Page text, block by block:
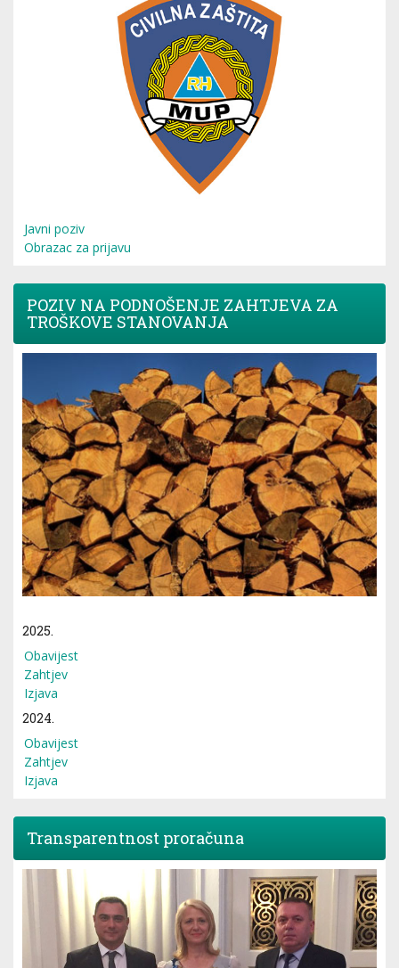
Javni poziv
Obrazac za prijavu
POZIV NA PODNOŠENJE ZAHTJEVA ZA
TROŠKOVE STANOVANJA
2025.
Obavijest
Zahtjev
Izjava
2024.
Obavijest
Zahtjev
Izjava
Transparentnost proračuna